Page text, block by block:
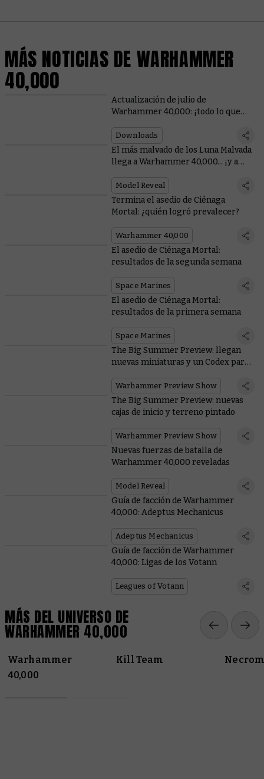
MÁS NOTICIAS DE WARHAMMER
40,000
Actualización de julio de
Warhammer 40,000: ¡todo lo que
Downloads
El más malvado de los Luna Malvada
llega a Warhammer 40,000... ¡y a
Model Reveal
Termina el asedio de Ciénaga
Mortal: ¿quién logró prevalecer?
Warhammer 40,000
El asedio de Ciénaga Mortal:
resultados de la segunda semana
Space Marines
El asedio de Ciénaga Mortal:
resultados de la primera semana
Space Marines
The Big Summer Preview: llegan
nuevas miniaturas y un Codex para
Warhammer Preview Show
The Big Summer Preview: nuevas
cajas de inicio y terreno pintado
Warhammer Preview Show
Nuevas fuerzas de batalla de
Warhammer 40,000 reveladas
Model Reveal
Guía de facción de Warhammer
40,000: Adeptus Mechanicus
Adeptus Mechanicus
Guía de facción de Warhammer
40,000: Ligas de los Votann
Leagues of Votann
MÁS DEL UNIVERSO DE
WARHAMMER 40,000
Warhammer
40,000
Kill Team